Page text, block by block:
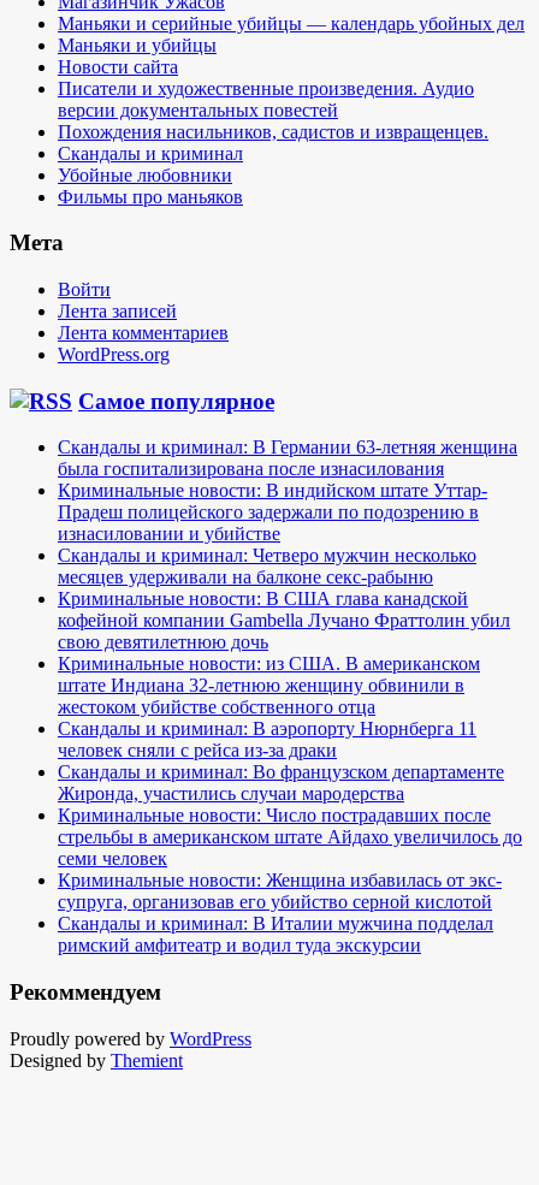
Маньяки и серийные убийцы — календарь убойных дел
Маньяки и убийцы
Новости сайта
Писатели и художественные произведения. Аудио
версии документальных повестей
Похождения насильников, садистов и извращенцев.
Скандалы и криминал
Убойные любовники
Фильмы про маньяков
Мета
Войти
Лента записей
Лента комментариев
WordPress.org
Самое популярное
Скандалы и криминал: В Германии 63-летняя женщина
была госпитализирована после изнасилования
Криминальные новости: В индийском штате Уттар-
Прадеш полицейского задержали по подозрению в
изнасиловании и убийстве
Скандалы и криминал: Четверо мужчин несколько
месяцев удерживали на балконе секс-рабыню
Криминальные новости: В США глава канадской
кофейной компании Gambella Лучано Фраттолин убил
свою девятилетнюю дочь
Криминальные новости: из США. В американском
штате Индиана 32-летнюю женщину обвинили в
жестоком убийстве собственного отца
Скандалы и криминал: В аэропорту Нюрнберга 11
человек сняли с рейса из-за драки
Скандалы и криминал: Во французском департаменте
Жиронда, участились случаи мародерства
Криминальные новости: Число пострадавших после
стрельбы в американском штате Айдахо увеличилось до
семи человек
Криминальные новости: Женщина избавилась от экс-
супруга, организовав его убийство серной кислотой
Скандалы и криминал: В Италии мужчина подделал
римский амфитеатр и водил туда экскурсии
Рекоммендуем
Proudly powered by WordPress
Designed by Themient